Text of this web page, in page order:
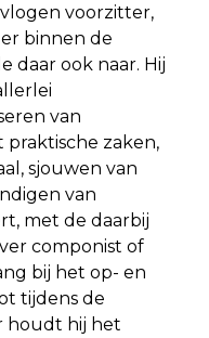
voorzitter,
binnen de
daar ook naar. Hij
van
zaken,
sjouwen van
van
met de daarbij
componist of
bij het op- en
tijdens de
houdt hij het